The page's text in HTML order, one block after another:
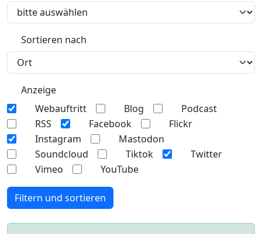
Sortieren nach
Anzeige
Webauftritt
Blog
Podcast
RSS
Facebook
Flickr
Instagram
Mastodon
Soundcloud
Tiktok
Twitter
Vimeo
YouTube
Filtern und sortieren